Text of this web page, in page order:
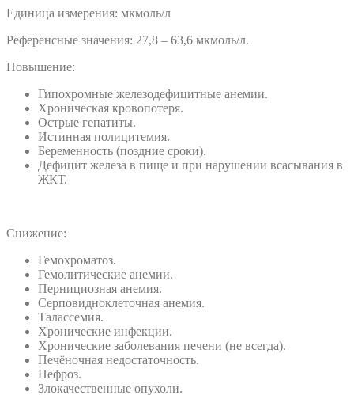
Единица измерения: мкмоль/л
Референсные значения: 27,8 – 63,6 мкмоль/л.
Повышение:
Гипохромные железодефицитные анемии.
Хроническая кровопотеря.
Острые гепатиты.
Истинная полицитемия.
Беременность (поздние сроки).
Дефицит железа в пище и при нарушении всасывания в
ЖКТ.
Снижение:
Гемохроматоз.
Гемолитические анемии.
Пернициозная анемия.
Серповидноклеточная анемия.
Талассемия.
Хронические инфекции.
Хронические заболевания печени (не всегда).
Печёночная недостаточность.
Нефроз.
Злокачественные опухоли.